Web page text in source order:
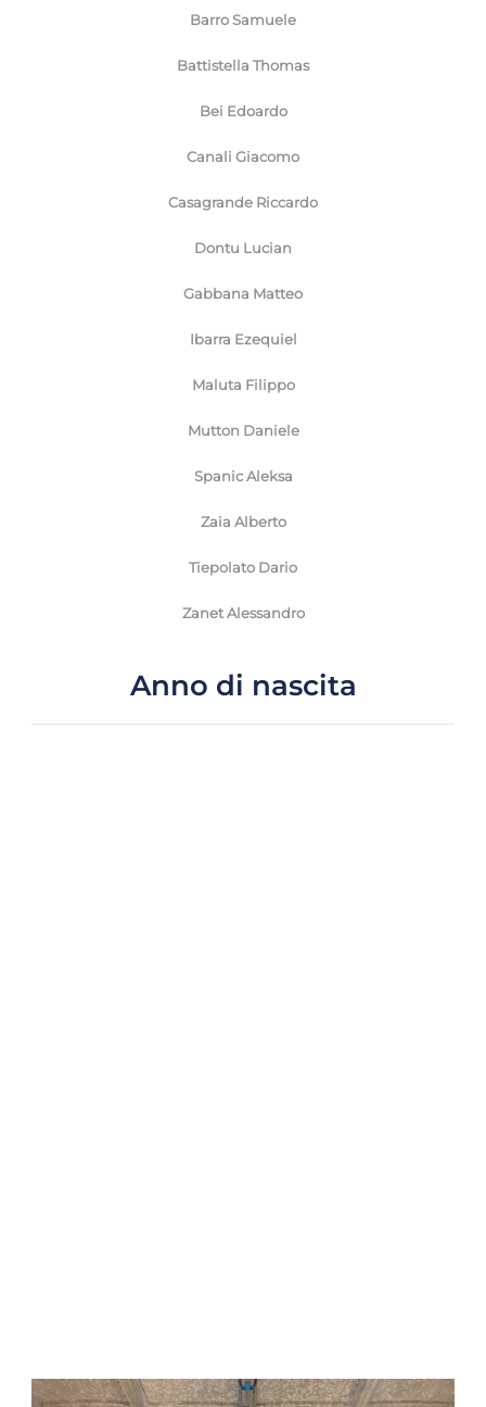
Barro Samuele
Battistella Thomas
Bei Edoardo
Canali Giacomo
Casagrande Riccardo
Dontu Lucian
Gabbana Matteo
Ibarra Ezequiel
Maluta Filippo
Mutton Daniele
Spanic Aleksa
Zaia Alberto
Tiepolato Dario
Zanet Alessandro
Anno di nascita